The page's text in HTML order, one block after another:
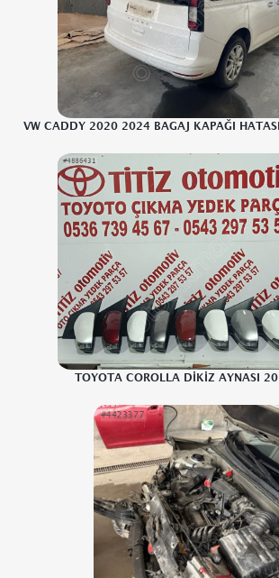
VW CADDY 2020 2024 BAGAJ KAPAĞI
TOYOTA COROLLA DİKİZ AYNASI